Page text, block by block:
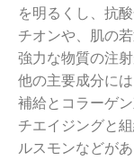
を明るくし、抗
チオンや、肌の
強力な物質の注
他の主要成分に
補給とコラーゲ
チエイジングと
ルスモンなどが